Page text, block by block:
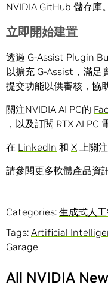
NVIDIA GitHub 儲存庫。
立即開始建置
透過 G-Assist Plugin
以擴充 G-Assist，滿足
提交功能以供審核，協
關注NVIDIA AI PC的
，以及訂閱 RTX AI PC
在 LinkedIn 和 X 上關
請參閱更多軟體產品資
Categories: 生成式人
Tags: Artificial
Garage
All NVIDIA